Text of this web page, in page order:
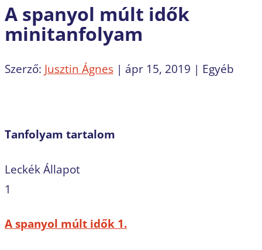
A spanyol múlt idők
minitanfolyam
Szerző: Jusztin Ágnes | ápr 15, 2019 | Egyéb
Tanfolyam tartalom
LeckékÁllapot
1
A spanyol múlt idők 1.